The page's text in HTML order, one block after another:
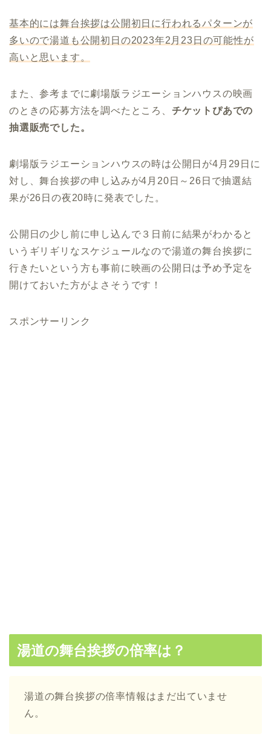
基本的には舞台挨拶は公開初日に行われるパターンが
多いので湯道も公開初日の2023年2月23日の可能性が
高いと思います。
また、参考までに劇場版ラジエーションハウスの映画
のときの応募方法を調べたところ、 チケットぴあでの
抽選販売でした。
劇場版ラジエーションハウスの時は公開日が4月29日に
対し、舞台挨拶の申し込みが4月20日～26日で抽選結
果が26日の夜20時に発表でした。
公開日の少し前に申し込んで３日前に結果がわかると
いうギリギリなスケジュールなので湯道の舞台挨拶に
行きたいという方も事前に映画の公開日は予め予定を
開けておいた方がよさそうです！
スポンサーリンク
湯道の舞台挨拶の倍率は？
湯道の舞台挨拶の倍率情報はまだ出ていませ
ん。